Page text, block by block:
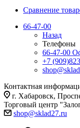
Сравнение
66-47-00
Назад
Телефоны
66-47-00
+7
Контактная
г. Хабаровск,
Торговый центр
shop@sklad27.ru